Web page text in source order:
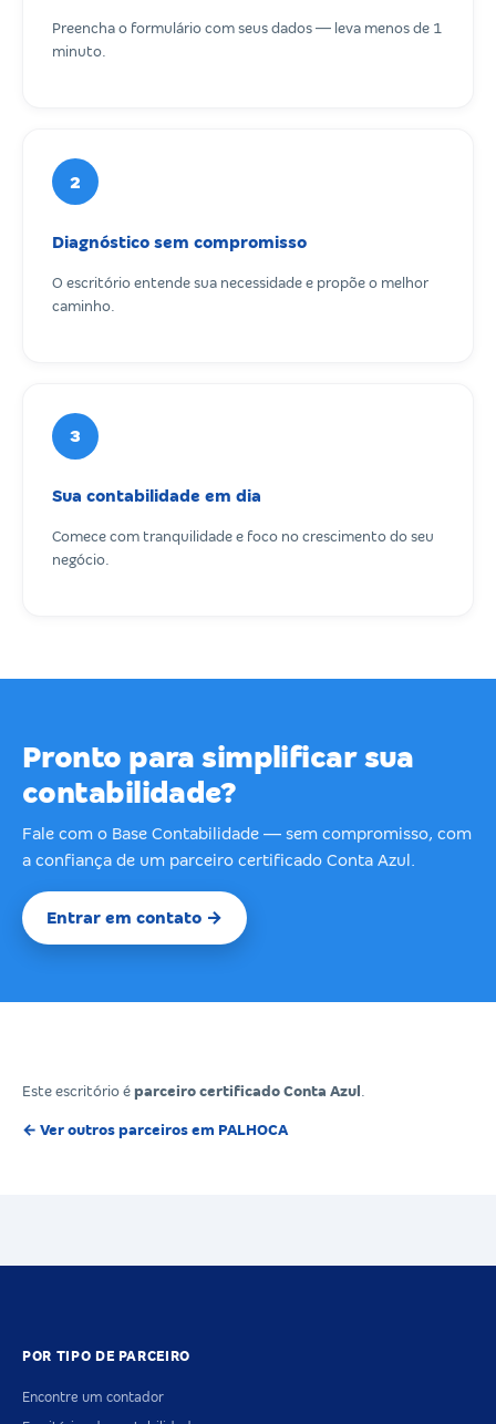
Preencha o formulário com seus dados — leva menos de 1
minuto.
2
Diagnóstico sem compromisso
O escritório entende sua necessidade e propõe o melhor
caminho.
3
Sua contabilidade em dia
Comece com tranquilidade e foco no crescimento do seu
negócio.
Pronto para simplificar sua
contabilidade?
Fale com o Base Contabilidade — sem compromisso, com
a confiança de um parceiro certificado Conta Azul.
Entrar em contato →
Este escritório é parceiro certificado Conta Azul
← Ver outros parceiros em PALHOCA
POR TIPO DE PARCEIRO
Encontre um contador